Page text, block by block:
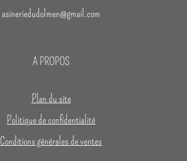
asineriedudolmen@gmail.com
A PROPOS
Plan du site
Politique de confidentialité
Conditions générales de ventes